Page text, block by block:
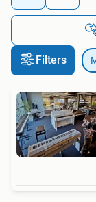
Filters